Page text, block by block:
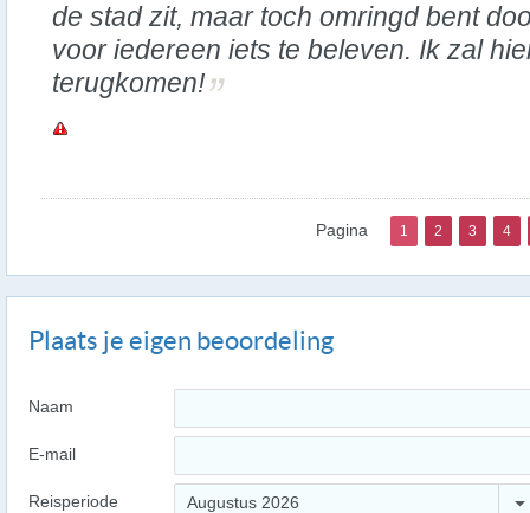
de stad zit, maar toch omringd bent
voor iedereen iets te beleven. Ik zal
terugkomen!
Pagina 1 2 3 4
Plaats je eigen beoordeling
Naam
E-mail
Reisperiode Augustus 2026